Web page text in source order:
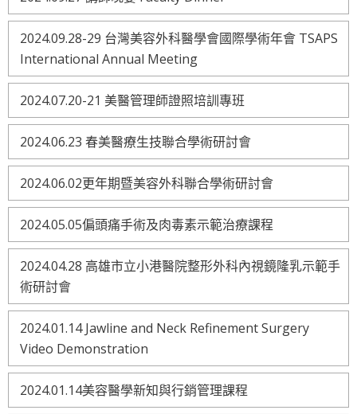
2024.09.28-29 台灣美容外科醫學會國際學術年會 TSAPS
International Annual Meeting
2024.07.20-21 美醫管理師證照培訓專班
2024.06.23 春美醫療生技聯合學術研討會
2024.06.02更年期暨美容外科聯合學術研討會
2024.05.05偏頭痛手術及肉毒素示範治療課程
2024.04.28 高雄市立小港醫院整形外科內視鏡隆乳示範手
術研討會
2024.01.14 Jawline and Neck Refinement Surgery
Video Demonstration
2024.01.14美容醫學新知與行銷管理課程